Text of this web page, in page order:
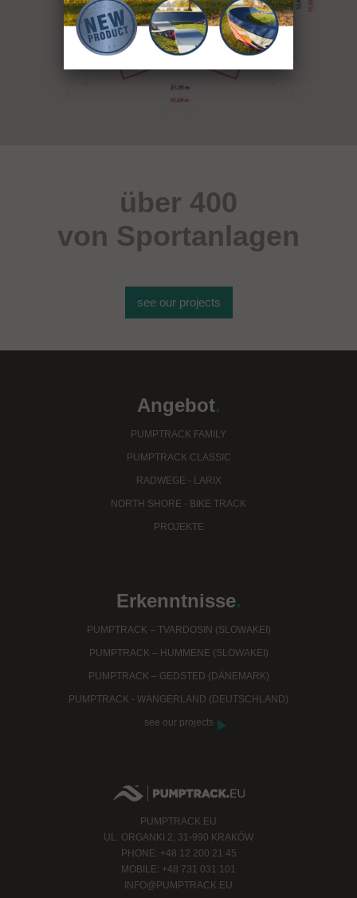
über 400
von Sportanlagen
see our projects
Angebot.
PUMPTRACK FAMILY
PUMPTRACK CLASSIC
RADWEGE - LARIX
NORTH SHORE - BIKE TRACK
PROJEKTE
Erkenntnisse.
PUMPTRACK – TVARDOSIN (SLOWAKEI)
PUMPTRACK – HUMMENE (SLOWAKEI)
PUMPTRACK – GEDSTED (DÄNEMARK)
PUMPTRACK - WANGERLAND (DEUTSCHLAND)
see our projects
PUMPTRACK.EU
UL. ORGANKI 2, 31-990 KRAKÓW
PHONE: +48 12 200 21 45
MOBILE: +48 731 031 101
INFO@PUMPTRACK.EU